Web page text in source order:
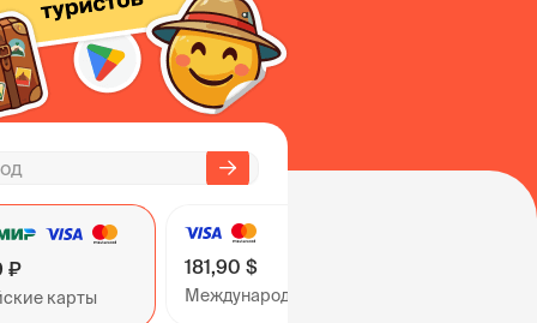
₽
карты
181,90 $
Международные карты